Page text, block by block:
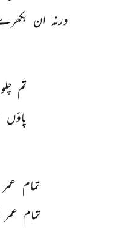
ورنہ ان
تم چلو
پاؤں
تمام عمر
تمام عمر